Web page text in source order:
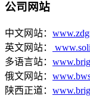
公司网站
中文网站：
英文网站：
多语言站：
俄文网站：
陕西正道：